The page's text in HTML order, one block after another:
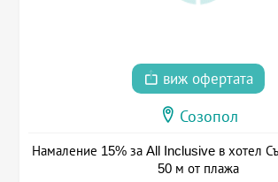
виж офертата
Созопол
Намаление 15% за All Inclusive в хотел
50 м от плажа